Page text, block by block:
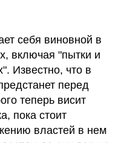
себя виновной в
включая "пытки и
Известно, что в
перед
теперь висит
пока стоит
властей в нем